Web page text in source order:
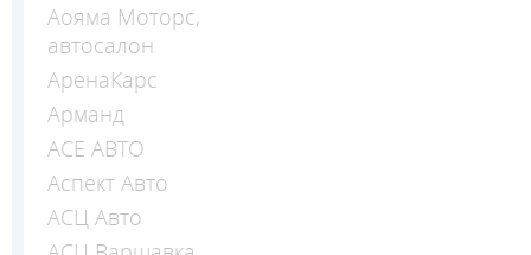
Аояма Моторс,
автосалон
АренаКарс
Арманд
АСЕ АВТО
Аспект Авто
АСЦ Авто